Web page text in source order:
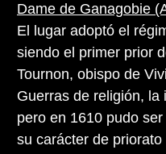
Dame de Ganagobie
El lugar adoptó el
siendo el primer prior
Tournon, obispo de
Guerras de religión, la
pero en 1610 pudo
su carácter de